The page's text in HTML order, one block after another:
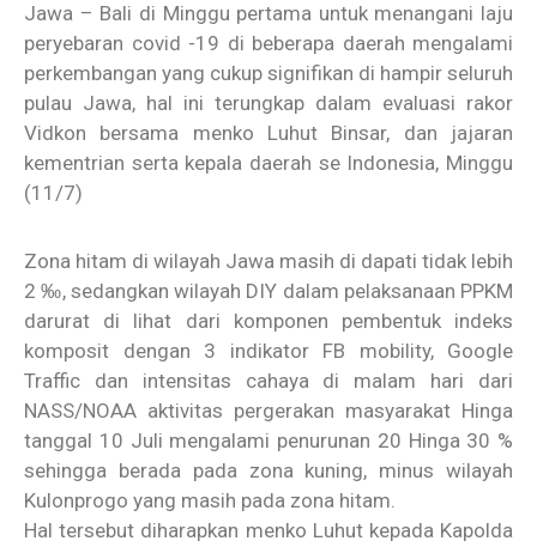
Jawa – Bali di Minggu pertama untuk menangani laju
peryebaran covid -19 di beberapa daerah mengalami
perkembangan yang cukup signifikan di hampir seluruh
pulau Jawa, hal ini terungkap dalam evaluasi rakor
Vidkon bersama menko Luhut Binsar, dan jajaran
kementrian serta kepala daerah se Indonesia, Minggu
(11/7)
Zona hitam di wilayah Jawa masih di dapati tidak lebih
2 ‰, sedangkan wilayah DIY dalam pelaksanaan PPKM
darurat di lihat dari komponen pembentuk indeks
komposit dengan 3 indikator FB mobility, Google
Traffic dan intensitas cahaya di malam hari dari
NASS/NOAA aktivitas pergerakan masyarakat Hinga
tanggal 10 Juli mengalami penurunan 20 Hinga 30 %
sehingga berada pada zona kuning, minus wilayah
Kulonprogo yang masih pada zona hitam.
Hal tersebut diharapkan menko Luhut kepada Kapolda